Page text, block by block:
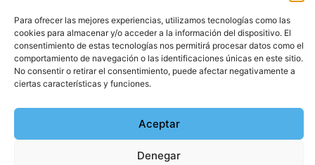
Para ofrecer las mejores experiencias, utilizamos tecnologías como las
cookies para almacenar y/o acceder a la información del dispositivo. El
consentimiento de estas tecnologías nos permitirá procesar datos como el
comportamiento de navegación o las identificaciones únicas en este sitio.
No consentir o retirar el consentimiento, puede afectar negativamente a
ciertas características y funciones.
Aceptar
Denegar
Elecciones
Clubes
Federados
983 24 94 26
Copyright © 2025 Federación de Tenis de Castilla y León |
Desarrollado porTOOOLS
Política de Cookies